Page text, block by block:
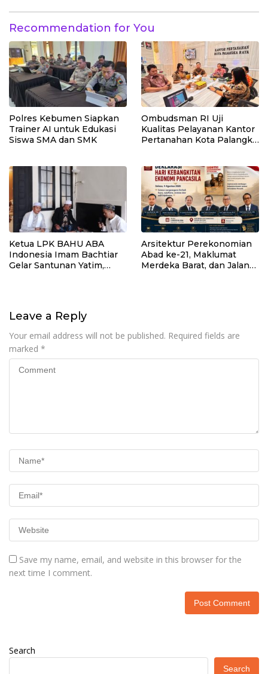
Recommendation for You
Polres Kebumen Siapkan
Trainer AI untuk Edukasi
Siswa SMA dan SMK
Ombudsman RI Uji
Kualitas Pelayanan Kantor
Pertanahan Kota Palangka
Ketua LPK BAHU ABA
Indonesia Imam Bachtiar
Gelar Santunan Yatim,
Arsitektur Perekonomian
Abad ke-21, Maklumat
Merdeka Barat, dan Jalan
Leave a Reply
Your email address will not be published. Required fields are
marked *
Save my name, email, and website in this browser for the
next time I comment.
Search
Search